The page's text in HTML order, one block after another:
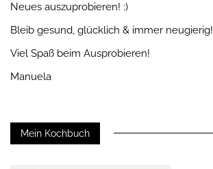
Neues auszuprobieren! :)
Bleib gesund, glücklich & immer neugierig!
Viel Spaß beim Ausprobieren!
Manuela
Mein Kochbuch